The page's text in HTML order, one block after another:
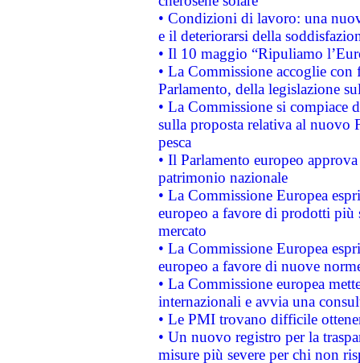
• Condizioni di lavoro: una
e il deteriorarsi della
• Il 10 maggio “Ripuliamo
• La Commissione accoglie
Parlamento, della legislazione
• La Commissione si compiace
sulla proposta relativa al nuovo
pesca
• Il Parlamento europeo
patrimonio nazionale
• La Commissione Europea
europeo a favore di prodotti
mercato
• La Commissione Europea
europeo a favore di nuove
• La Commissione europea
internazionali e avvia una
• Le PMI trovano difficile
• Un nuovo registro per la
misure più severe per chi non